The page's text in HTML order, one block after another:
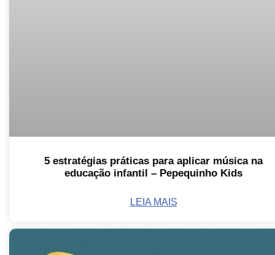
5 estratégias práticas para aplicar música na
educação infantil – Pepequinho Kids
LEIA MAIS